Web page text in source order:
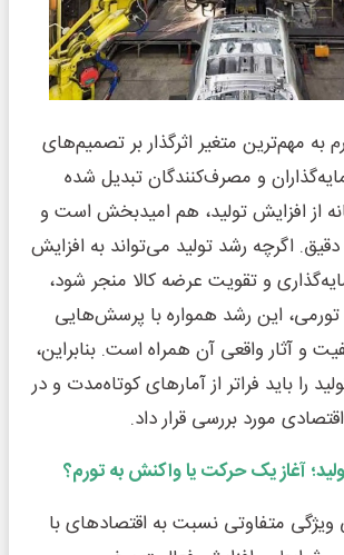
به مهم‌ترین متغیر اثرگذار بر تصمیم‌های
و مصرف‌کنندگان تبدیل شده
از افزایش تولید، هم امیدبخش است و
اگرچه رشد تولید می‌تواند به افزایش
و تقویت عرضه کالا منجر شود،
تورمی، این رشد همواره با پرسش‌هایی
و آثار واقعی آن همراه است. بنابراین،
را باید فراتر از آمارهای کوتاه‌مدت و در
مورد بررسی قرار داد.
آغاز یک حرکت یا واکنش به تورم؟
ویژگی متفاوتی نسبت به اقتصادهای با